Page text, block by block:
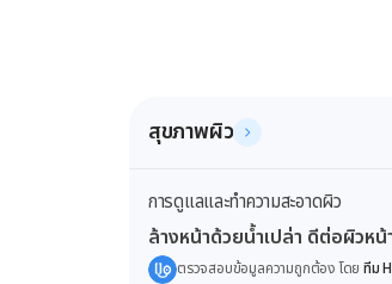
สุขภาพผิว
การดูแลและทำความสะอาดผิว
ล้างหน้าด้วยน้ำเปล่า ดีต่อผิวหน้
ตรวจสอบข้อมูลความถูกต้อง โดย ทีม